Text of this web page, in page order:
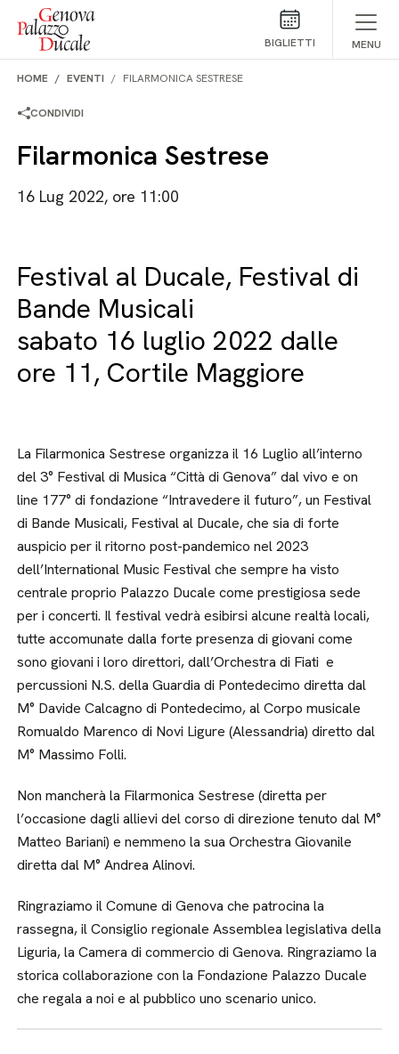
Salta al contenuto
BIGLIETTI MENU
HOME EVENTI FILARMONICA SESTRESE
CONDIVIDI
Filarmonica Sestrese
16 Lug 2022, ore 11:00
Festival al Ducale, Festival di
Bande Musicali
sabato 16 luglio 2022 dalle
ore 11, Cortile Maggiore
La Filarmonica Sestrese organizza il 16 Luglio all’interno
del 3° Festival di Musica “Città di Genova” dal vivo e on
line 177° di fondazione “Intravedere il futuro”, un Festival
di Bande Musicali, Festival al Ducale, che sia di forte
auspicio per il ritorno post-pandemico nel 2023
dell’International Music Festival che sempre ha visto
centrale proprio Palazzo Ducale come prestigiosa sede
per i concerti. Il festival vedrà esibirsi alcune realtà locali,
tutte accomunate dalla forte presenza di giovani come
sono giovani i loro direttori, dall’Orchestra di Fiati e
percussioni N.S. della Guardia di Pontedecimo diretta dal
M° Davide Calcagno di Pontedecimo, al Corpo musicale
Romualdo Marenco di Novi Ligure (Alessandria) diretto dal
M° Massimo Folli.
Non mancherà la Filarmonica Sestrese (diretta per
l’occasione dagli allievi del corso di direzione tenuto dal M°
Matteo Bariani) e nemmeno la sua Orchestra Giovanile
diretta dal M° Andrea Alinovi.
Ringraziamo il Comune di Genova che patrocina la
rassegna, il Consiglio regionale Assemblea legislativa della
Liguria, la Camera di commercio di Genova. Ringraziamo la
storica collaborazione con la Fondazione Palazzo Ducale
che regala a noi e al pubblico uno scenario unico.